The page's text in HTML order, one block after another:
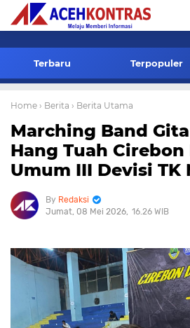
Terbaru Terpopuler
Home › Berita › Berita Utama
Marching Band
Hang Tuah Cirebon
Umum III Devisi TK
Redaksi
Jumat, 08 Mei 2026 16.26 WIB